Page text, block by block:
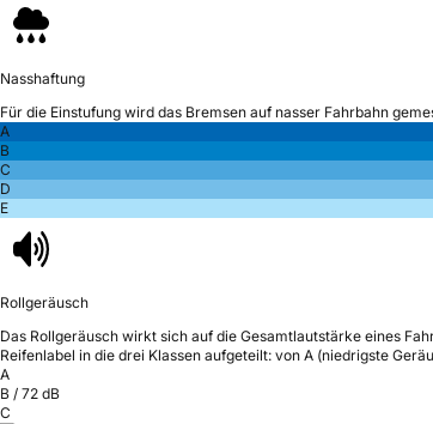
Nasshaftung
Für die Einstufung wird das Bremsen auf nasser Fahrbahn
A
B
C
D
E
Rollgeräusch
Das Rollgeräusch wirkt sich auf die Gesamtlautstärke eines
Reifenlabel in die drei Klassen aufgeteilt: von A (niedrigste
A
B / 72 dB
C